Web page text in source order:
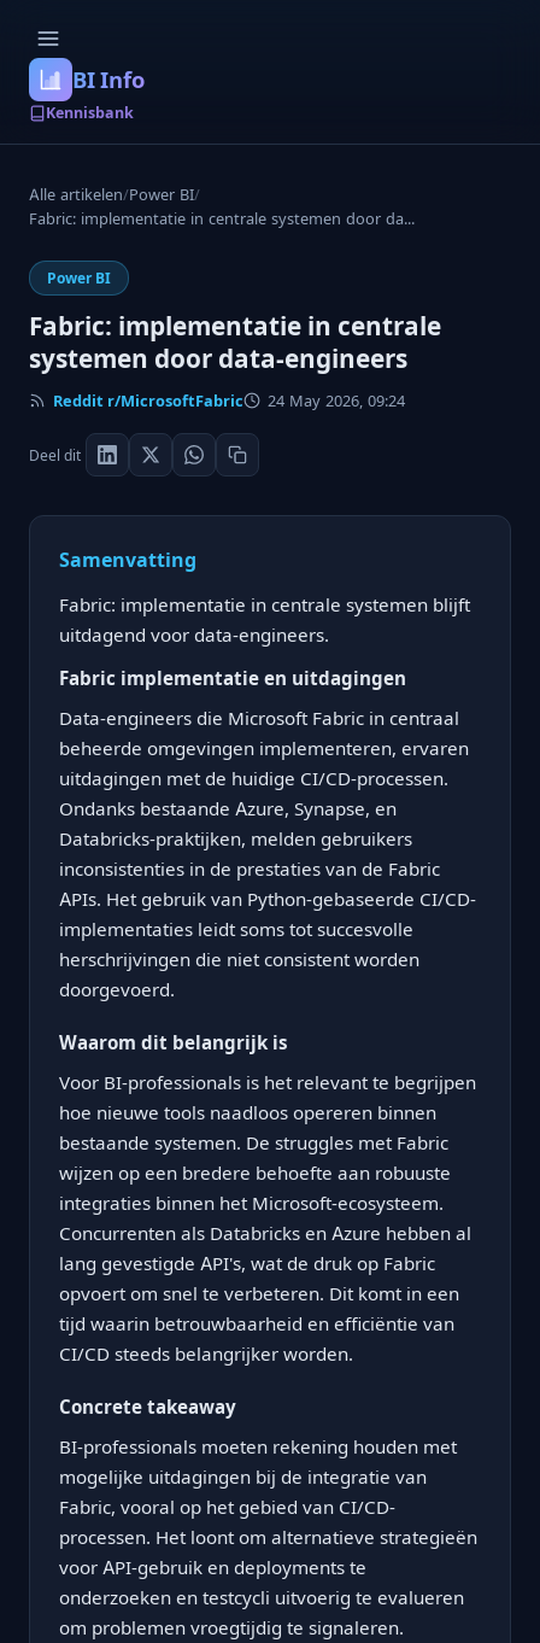
BI Info
Kennisbank
Alle artikelen/Power BI/
Fabric: implementatie in centrale systemen door da...
Power BI
Fabric: implementatie in centrale
systemen door data-engineers
Reddit r/MicrosoftFabric 24 May 2026, 09:24
Deel dit
Samenvatting
Fabric: implementatie in centrale systemen blijft
uitdagend voor data-engineers.
Fabric implementatie en uitdagingen
Data-engineers die Microsoft Fabric in centraal
beheerde omgevingen implementeren, ervaren
uitdagingen met de huidige CI/CD-processen.
Ondanks bestaande Azure, Synapse, en
Databricks-praktijken, melden gebruikers
inconsistenties in de prestaties van de Fabric
APIs. Het gebruik van Python-gebaseerde CI/CD-
implementaties leidt soms tot succesvolle
herschrijvingen die niet consistent worden
doorgevoerd.
Waarom dit belangrijk is
Voor BI-professionals is het relevant te begrijpen
hoe nieuwe tools naadloos opereren binnen
bestaande systemen. De struggles met Fabric
wijzen op een bredere behoefte aan robuuste
integraties binnen het Microsoft-ecosysteem.
Concurrenten als Databricks en Azure hebben al
lang gevestigde API's, wat de druk op Fabric
opvoert om snel te verbeteren. Dit komt in een
tijd waarin betrouwbaarheid en efficiëntie van
CI/CD steeds belangrijker worden.
Concrete takeaway
BI-professionals moeten rekening houden met
mogelijke uitdagingen bij de integratie van
Fabric, vooral op het gebied van CI/CD-
processen. Het loont om alternatieve strategieën
voor API-gebruik en deployments te
onderzoeken en testcycli uitvoerig te evalueren
om problemen vroegtijdig te signaleren.